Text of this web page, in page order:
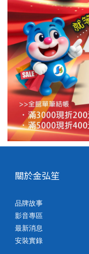
關於金弘笙
品牌故事
影音專區
最新消息
安裝實錄